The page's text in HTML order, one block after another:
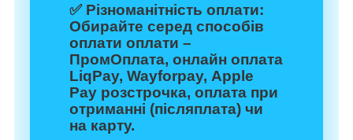
✅ Різноманітність оплати:
Обирайте серед способів
оплати оплати –
ПромОплата, онлайн оплата
LiqPay, Wayforpay, Apple
Pay розстрочка, оплата при
отриманні (післяплата) чи
на карту.